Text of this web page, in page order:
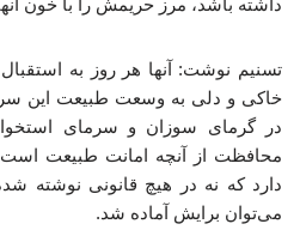
داشته باشد، مرز حریمش را با خون
تسنیم نوشت: آنها هر روز به
خاکی و دلی به وسعت طبیعت این
در گرمای سوزان و سرمای
محافظت از آنچه امانت طبیعت است،
دارد که نه در هیچ قانونی نوشته
می‌توان برایش آماده شد.